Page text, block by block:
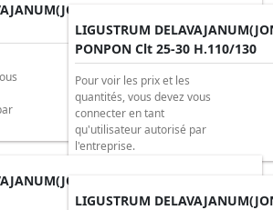
Ponpon-piatti
LIGUSTRUM
PONPON Clt 25-30 H.110/130
Pour voir les prix et les
quantités, vous devez vous
connecter en tant
qu'utilisateur autorisé par
l'entreprise.
5 BOULES Clt 35
LIGUSTRUM